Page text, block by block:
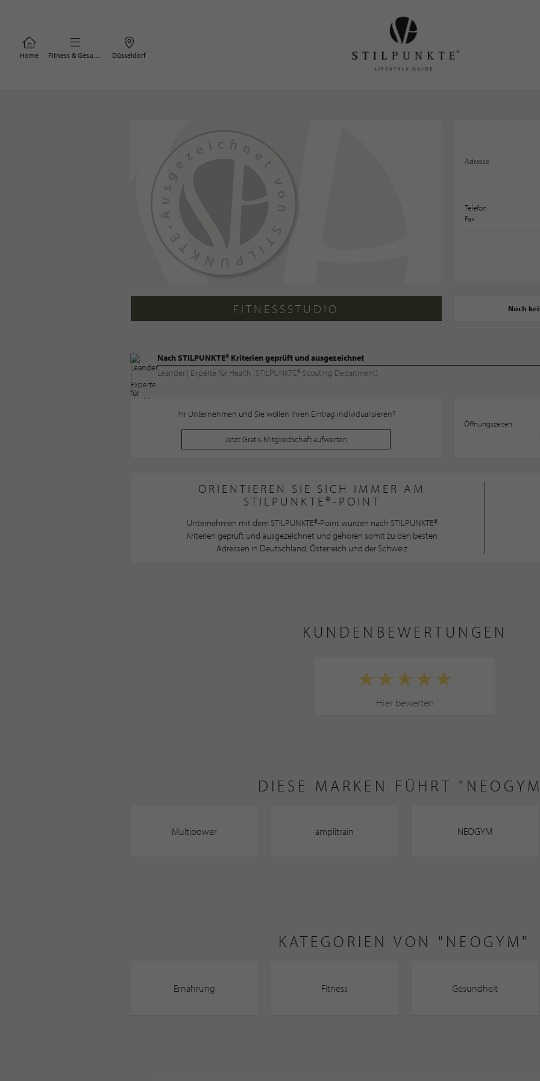
Home Fitness & Gesundheit Düsseldorf
Adresse
Telefon
Fax
FITNESSSTUDIO Noch
Nach STILPUNKTE® Kriterien geprüft und ausgezeichnet
Leander | Experte für Health (STILPUNKTE® Scouting Department)
Ihr Unternehmen und Sie wollen Ihren Eintrag individualisieren?
Jetzt Gratis-Mitgliedschaft aufwerten
Öffnungszeiten
ORIENTIEREN SIE SICH IMMER AM
STILPUNKTE®-POINT
Unternehmen mit dem STILPUNKTE®-Point wurden nach STILPUNKTE®
Kriterien geprüft und ausgezeichnet und gehören somit zu den besten
Adressen in Deutschland, Österreich und der Schweiz
KUNDENBEWERTUNGEN
Hier bewerten
DIESE MARKEN FÜHRT
Multipower amplitrain NEOGYM
KATEGORIEN VON "NEOGYM"
Ernährung Fitness Gesundheit